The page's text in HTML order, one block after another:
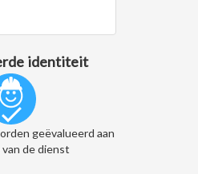
identiteit
geëvalueerd aan
de dienst